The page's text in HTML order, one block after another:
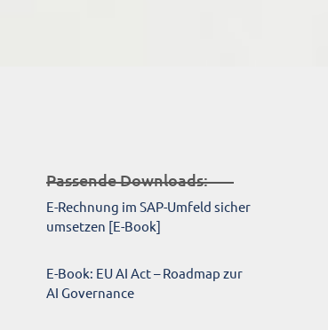
Passende Downloads:
E-Rechnung im SAP-Umfeld sicher
umsetzen [E-Book]
E-Book: EU AI Act – Roadmap zur
AI Governance